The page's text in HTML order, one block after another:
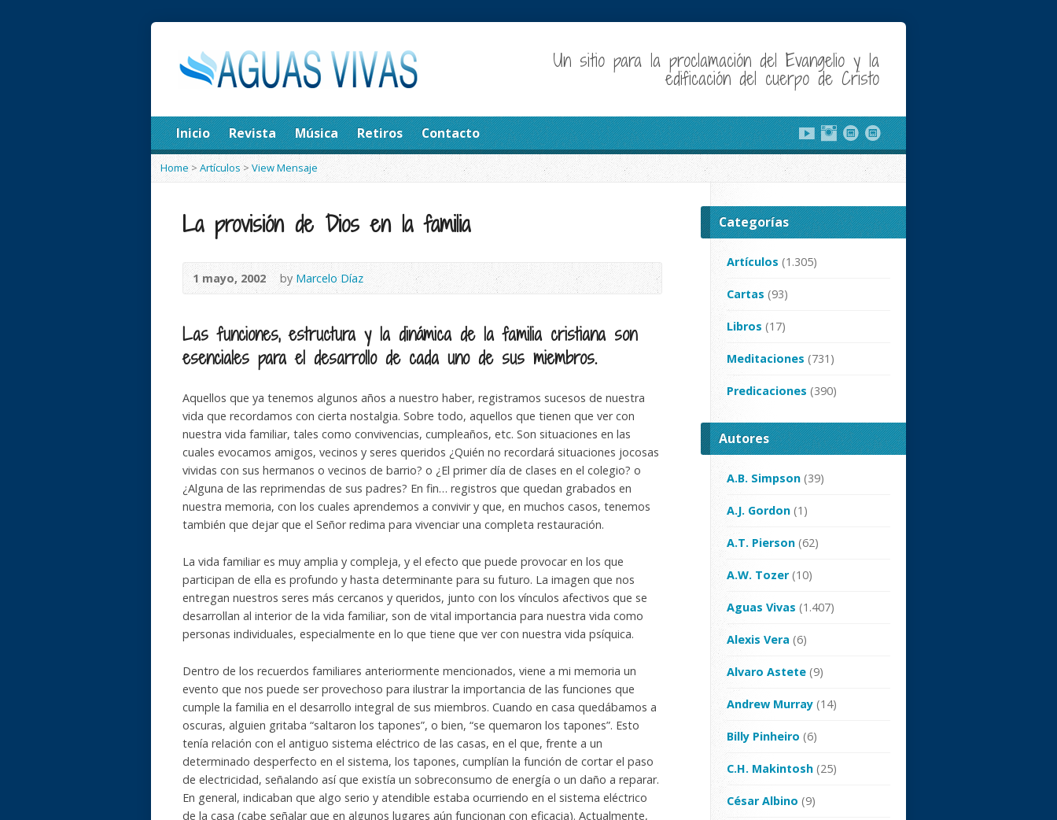
Un sitio para la proclamación del Evangelio y la
edificación del cuerpo de Cristo
Inicio Revista Música Retiros Contacto
Home > Artículos>View Mensaje
La provisión de Dios en la familia
1 mayo, 2002 by Marcelo Díaz
Las funciones, estructura y la dinámica de la familia cristiana son
esenciales para el desarrollo de cada uno de sus miembros.
Aquellos que ya tenemos algunos años a nuestro haber, registramos sucesos de nuestra
vida que recordamos con cierta nostalgia. Sobre todo, aquellos que tienen que ver con
nuestra vida familiar, tales como convivencias, cumpleaños, etc. Son situaciones en las
cuales evocamos amigos, vecinos y seres queridos ¿Quién no recordará situaciones jocosas
vividas con sus hermanos o vecinos de barrio? o ¿El primer día de clases en el colegio? o
¿Alguna de las reprimendas de sus padres? En fin… registros que quedan grabados en
nuestra memoria, con los cuales aprendemos a convivir y que, en muchos casos, tenemos
también que dejar que el Señor redima para vivenciar una completa restauración.
La vida familiar es muy amplia y compleja, y el efecto que puede provocar en los que
participan de ella es profundo y hasta determinante para su futuro. La imagen que nos
entregan nuestros seres más cercanos y queridos, junto con los vínculos afectivos que se
desarrollan al interior de la vida familiar, son de vital importancia para nuestra vida como
personas individuales, especialmente en lo que tiene que ver con nuestra vida psíquica.
Dentro de los recuerdos familiares anteriormente mencionados, viene a mi memoria un
evento que nos puede ser provechoso para ilustrar la importancia de las funciones que
cumple la familia en el desarrollo integral de sus miembros. Cuando en casa quedábamos a
oscuras, alguien gritaba “saltaron los tapones”, o bien, “se quemaron los tapones”. Esto
tenía relación con el antiguo sistema eléctrico de las casas, en el que, frente a un
determinado desperfecto en el sistema, los tapones, cumplían la función de cortar el paso
de electricidad, señalando así que existía un sobreconsumo de energía o un daño a reparar.
En general, indicaban que algo serio y atendible estaba ocurriendo en el sistema eléctrico
de la casa (cabe señalar que en algunos lugares aún funcionan con eficacia). Actualmente,
Categorías
Artículos (1.305)
Cartas (93)
Libros (17)
Meditaciones (731)
Predicaciones (390)
Autores
A.B. Simpson (39)
A.J. Gordon (1)
A.T. Pierson (62)
A.W. Tozer(10)
Aguas Vivas (1.407)
Alexis Vera (6)
Alvaro Astete (9)
Andrew Murray (14)
Billy Pinheiro (6)
C.H. Makintosh (25)
César Albino (9)